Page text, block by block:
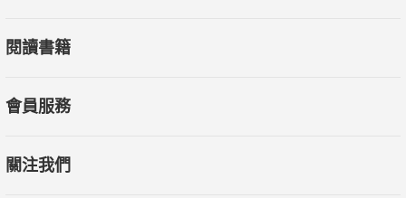
閱讀書籍
會員服務
關注我們